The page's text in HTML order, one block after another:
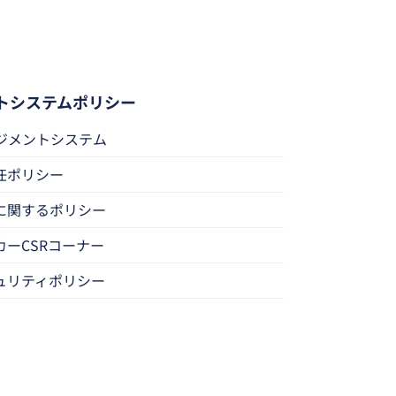
システムポリシー
メントシステム
ポリシー
関するポリシー
ーCSRコーナー
リティポリシー